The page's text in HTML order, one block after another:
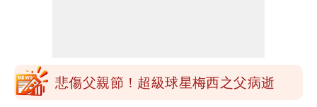
雨這時才變小
悲傷父親節！超級球星梅西之父病逝